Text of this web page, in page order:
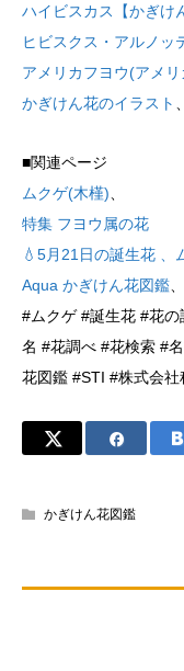
ハイビスカス【かぎけ
ヒビスクス・アルノッ
アメリカフヨウ(アメリ
かぎけん花のイラスト
■関連ページ
ムクゲ(木槿)
特集 フヨウ属の花
💧5月21日の誕生花 、
Aqua かぎけん花図鑑
#ムクゲ #誕生花 #花
名 #花調べ #花検索 #
花図鑑 #STI #株式会
かぎけん花図鑑